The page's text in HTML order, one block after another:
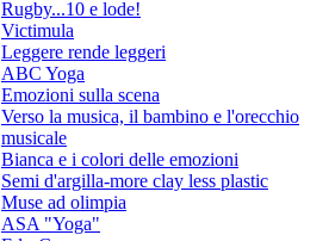
Rugby...10 e lode!
Victimula
Leggere rende leggeri
ABC Yoga
Emozioni sulla scena
Verso la musica, il bambino e l'orecchio
musicale
Bianca e i colori delle emozioni
Semi d'argilla-more clay less plastic
Muse ad olimpia
ASA "Yoga"